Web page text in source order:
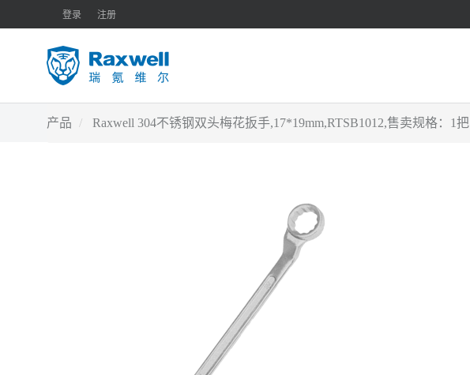
登录 注册
产品 Raxwell 304不锈钢双头梅花扳手,17*19mm,RTSB1012,售卖规格：1把